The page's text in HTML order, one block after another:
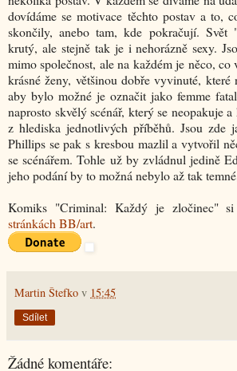
dovídáme se motivace těchto postav a to,
skončily, anebo tam, kde pokračují. Svět
krutý, ale stejně tak je i nehorázně sexy.
mimo společnost, ale na každém je něco, co
krásné ženy, většinou dobře vyvinuté,
aby bylo možné je označit jako femme
naprosto skvělý scénář, který se neopakuje
z hlediska jednotlivých příběhů. Jsou zde
Phillips se pak s kresbou mazlil a vytvořil
se scénářem. Tohle už by zvládnul jedině
jeho podání by to možná nebylo až tak
Komiks "Criminal: Každý je zločinec"
stránkách BB/art.
Martin Štefko v 15:45
Sdílet
Žádné komentáře: